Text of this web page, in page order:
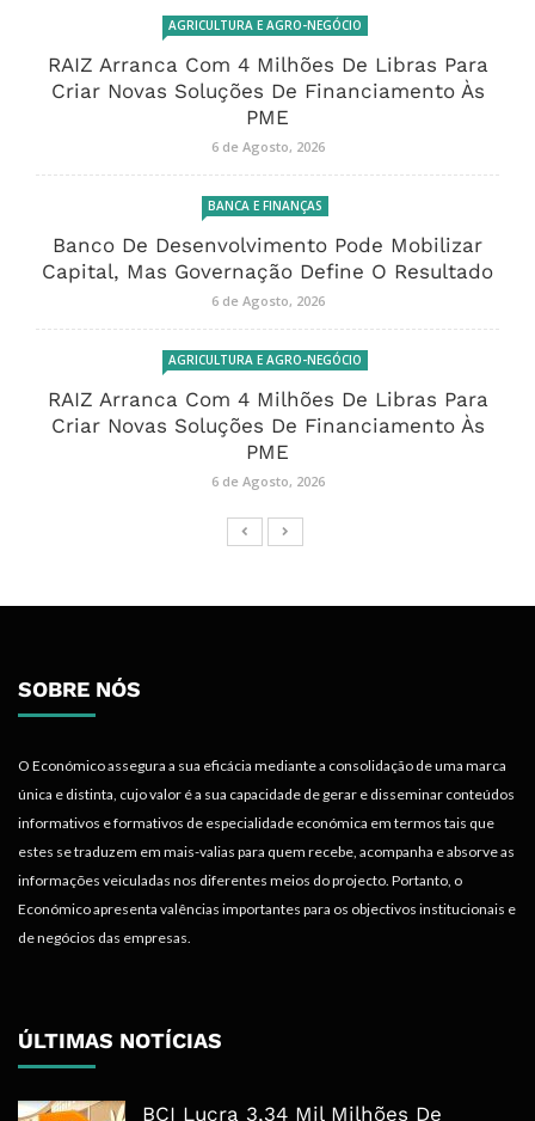
AGRICULTURA E AGRO-NEGÓCIO
RAIZ Arranca Com 4 Milhões De Libras Para
Criar Novas Soluções De Financiamento Às
PME
6 de Agosto, 2026
BANCA E FINANÇAS
Banco De Desenvolvimento Pode Mobilizar
Capital, Mas Governação Define O Resultado
6 de Agosto, 2026
AGRICULTURA E AGRO-NEGÓCIO
RAIZ Arranca Com 4 Milhões De Libras Para
Criar Novas Soluções De Financiamento Às
PME
6 de Agosto, 2026
SOBRE NÓS
O Económico assegura a sua eficácia mediante a consolidação de uma marca
única e distinta, cujo valor é a sua capacidade de gerar e disseminar conteúdos
informativos e formativos de especialidade económica em termos tais que
estes se traduzem em mais-valias para quem recebe, acompanha e absorve as
informações veiculadas nos diferentes meios do projecto. Portanto, o
Económico apresenta valências importantes para os objectivos institucionais e
de negócios das empresas.
ÚLTIMAS NOTÍCIAS
BCI Lucra 3,34 Mil Milhões De